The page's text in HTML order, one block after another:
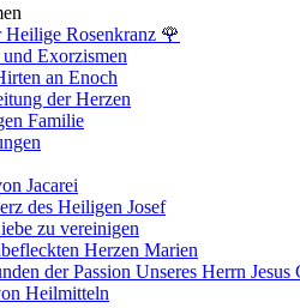
Rosenkranz 🌹
Exorzismen
an Enoch
der Herzen
Familie
Jacarei
des Heiligen Josef
zu vereinigen
Herzen Marien
der Passion Unseres Herrn Jesus
Heilmitteln